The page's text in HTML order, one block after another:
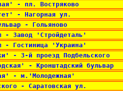
- пл. Востряково
- Нагорная ул.
- Гольяново
- Завод 'Стройдеталь'
- Гостиница 'Украина'
- 3-й проезд Подбельского
- Кронштадский бульвар
- м.'Молодежная'
- Саратовская ул.